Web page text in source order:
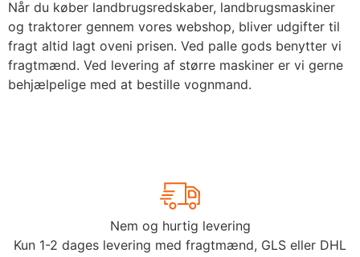
Når du køber landbrugsredskaber, landbrugsmaskiner
og traktorer gennem vores webshop, bliver udgifter til
fragt altid lagt oveni prisen. Ved palle gods benytter vi
fragtmænd. Ved levering af større maskiner er vi gerne
behjælpelige med at bestille vognmand.
Nem og hurtig levering
Kun 1-2 dages levering med fragtmænd, GLS eller DHL